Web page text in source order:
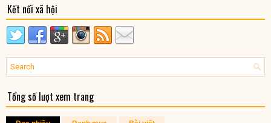
Kết nối xã hội
Tổng số lượt xem trang